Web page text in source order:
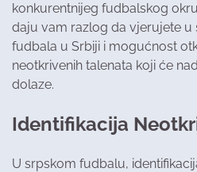
konkurentnijeg fudbalskog
daju vam razlog da vjerujete
fudbala u Srbiji i mogućnost
neotkrivenih talenata koji će
dolaze.
Identifikacija
U srpskom fudbalu,